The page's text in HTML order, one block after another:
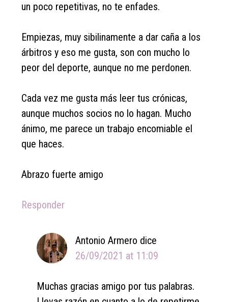
un poco repetitivas, no te enfades.
Empiezas, muy sibilinamente a dar caña a los
árbitros y eso me gusta, son con mucho lo
peor del deporte, aunque no me perdonen.
Cada vez me gusta más leer tus crónicas,
aunque muchos socios no lo hagan. Mucho
ánimo, me parece un trabajo encomiable el
que haces.
Abrazo fuerte amigo
Responder
Antonio Armero dice
26/09/2021 at 11:09
Muchas gracias amigo por tus palabras.